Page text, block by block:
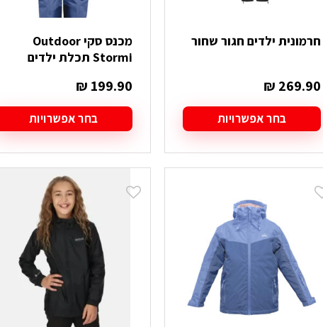
חרמונית ילדים חגור שחור
₪ 269.90
בחר אפשרויות
למוצר
זה
יש
מספר
לבחור
האפשרויות
בעמוד
המוצר
מכנס סקי Outdoor
Stormi תכלת ילדים
₪ 199.90
בחר אפשרויות
למוצר
זה
יש
מספר
לבחור
האפשרויות
בעמוד
המוצר